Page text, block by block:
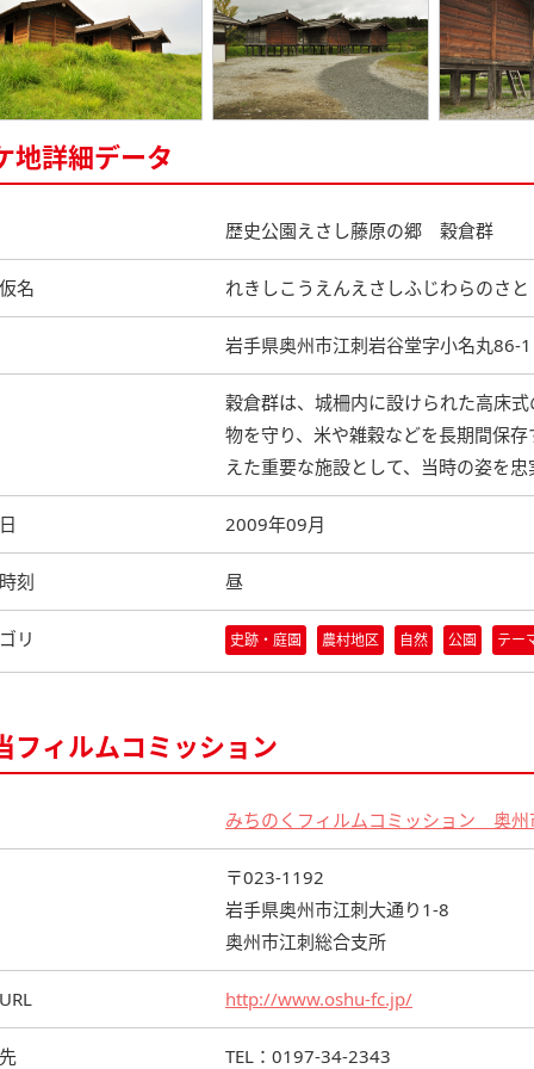
地詳細データ
歴史公園えさし藤原の郷 穀倉群
名 れきしこうえんえさしふじわらのさ
岩手県奥州市江刺岩谷堂字小名丸86-1
穀倉群は、城柵内に設けられた高床
物を守り、米や雑穀などを長期間保
えた重要な施設として、当時の姿を
2009年09月
刻 昼
リ 史跡・庭園 農村地区 自然 公園 テー
フィルムコミッション
みちのくフィルムコミッション 奥州
〒023-1192
岩手県奥州市江刺大通り1-8
奥州市江刺総合支所
http://www.oshu-fc.jp/
TEL：0197-34-2343